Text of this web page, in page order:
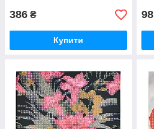
386 ₴
Купити
98